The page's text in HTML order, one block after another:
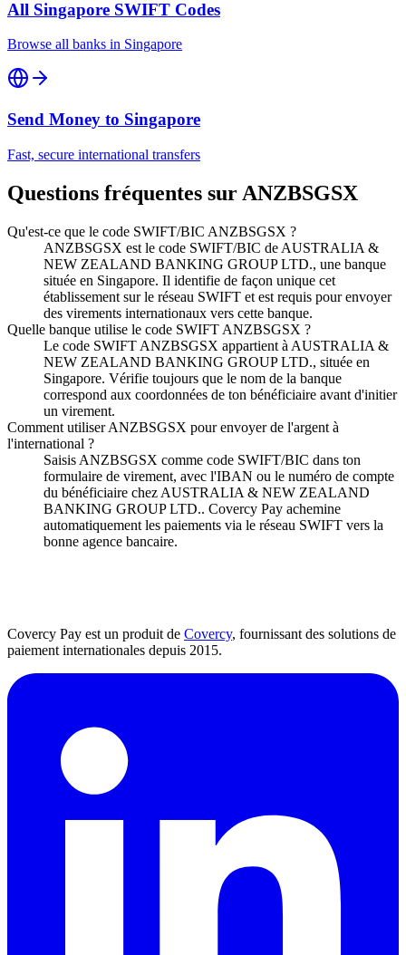
All Singapore SWIFT Codes
Browse all banks in Singapore
Send Money to Singapore
Fast, secure international transfers
Questions fréquentes sur ANZBSGSX
Qu'est-ce que le code SWIFT/BIC ANZBSGSX ?
ANZBSGSX est le code SWIFT/BIC de AUSTRALIA &
NEW ZEALAND BANKING GROUP LTD., une banque
située en Singapore. Il identifie de façon unique cet
établissement sur le réseau SWIFT et est requis pour envoyer
des virements internationaux vers cette banque.
Quelle banque utilise le code SWIFT ANZBSGSX ?
Le code SWIFT ANZBSGSX appartient à AUSTRALIA &
NEW ZEALAND BANKING GROUP LTD., située en
Singapore. Vérifie toujours que le nom de la banque
correspond aux coordonnées de ton bénéficiaire avant d'initier
un virement.
Comment utiliser ANZBSGSX pour envoyer de l'argent à
l'international ?
Saisis ANZBSGSX comme code SWIFT/BIC dans ton
formulaire de virement, avec l'IBAN ou le numéro de compte
du bénéficiaire chez AUSTRALIA & NEW ZEALAND
BANKING GROUP LTD.. Covercy Pay achemine
automatiquement les paiements via le réseau SWIFT vers la
bonne agence bancaire.
Covercy Pay est un produit de Covercy, fournissant des solutions de
paiement internationales depuis 2015.